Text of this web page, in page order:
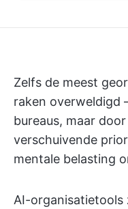
Zelfs de meest
raken overweldigd
bureaus, maar
verschuivende
mentale belasting
AI-